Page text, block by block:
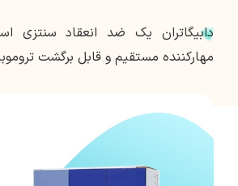
دابیگاتران یک ضد انعقاد سنتزی
مهارکننده مستقیم و قابل برگشت